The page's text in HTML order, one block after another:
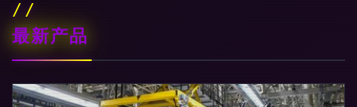
最新产品